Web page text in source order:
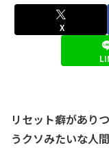
X
リセット癖があり
うクソみたいな人